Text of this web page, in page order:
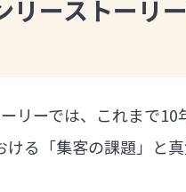
リーストーリ
リーでは、これまで10
る「集客の課題」と真